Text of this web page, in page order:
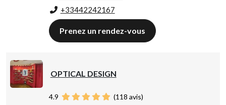
+33442242167
Prenez un rendez-vous
OPTICAL DESIGN
4.9 (118 avis)